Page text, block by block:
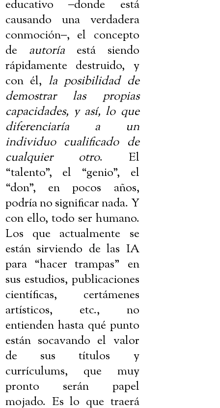
educativo‒donde está
causando una verdadera
conmoción‒, el concepto
de autoríaestá siendo
rápidamente destruido, y
con él, la posibilidad de
demostrar las propias
capacidades, y así, lo que
diferenciaría a un
individuo cualificado de
cualquier otro. El
“talento”, el “genio”, el
“don”, en pocos años,
podría no significar nada. Y
con ello, todo ser humano.
Los que actualmente se
están sirviendo de las IA
para “hacer trampas” en
sus estudios, publicaciones
científicas, certámenes
artísticos, etc., no
entienden hasta qué punto
están socavando el valor
de sus títulos y
currículums, que muy
pronto serán papel
mojado. Es lo que traerá